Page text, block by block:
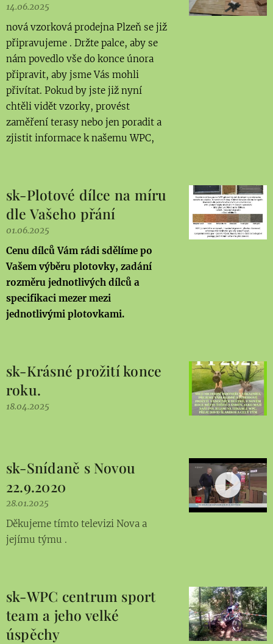
14.06.2025
nová vzorková prodejna Plzeň se již
připravujeme . Držte palce, aby se
nám povedlo vše do konce února
připravit, aby jsme Vás mohli
přivítat. Pokud by jste již nyní
chtěli vidět vzorky, provést
zaměření terasy nebo jen poradit a
zjistit informace k našemu WPC,
sk-Plotové dílce na míru
dle Vašeho přání
01.06.2025
Cenu dílců Vám rádi sdělíme po
Vašem výběru plotovky, zadání
rozměru jednotlivých dílců a
specifikaci mezer mezi
jednotlivými plotovkami.
sk-Krásné prožití konce
roku.
18.04.2025
sk-Snídaně s Novou
22.9.2020
28.01.2025
Děkujeme tímto televizi Nova a
jejímu týmu .
sk-WPC centrum sport
team a jeho velké
úspěchy